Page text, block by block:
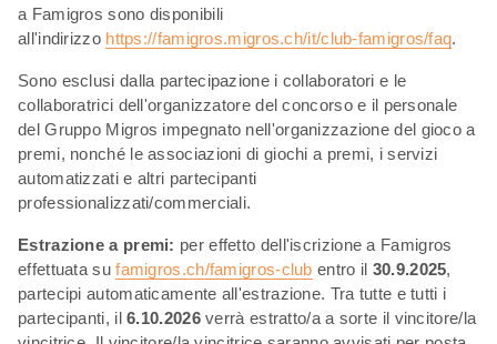
a Famigros sono disponibili
all'indirizzo https://famigros.migros.ch/it/club-famigros/faq.
Sono esclusi dalla partecipazione i collaboratori e le
collaboratrici dell'organizzatore del concorso e il personale
del Gruppo Migros impegnato nell'organizzazione del gioco a
premi, nonché le associazioni di giochi a premi, i servizi
automatizzati e altri partecipanti
professionalizzati/commerciali.
Estrazione a premi: per effetto dell'iscrizione a Famigros
effettuata sufamigros.ch/famigros-club entro il 30.9.2025,
partecipi automaticamente all'estrazione. Tra tutte e tutti i
partecipanti, il6.10.2026verrà estratto/a a sorte il vincitore/la